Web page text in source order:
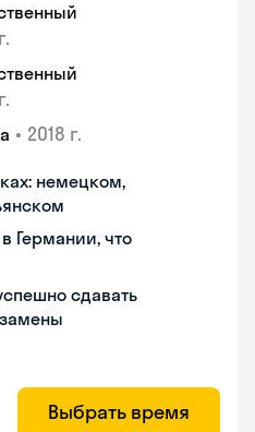
• 2018 г.
немецком,
Германии, что
сдавать
Выбрать время